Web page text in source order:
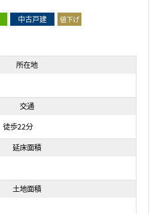
中古戸建 値下げ
所在地
交通
歩22分
延床面積
土地面積